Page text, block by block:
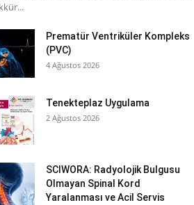
Prematür Ventriküler Kompleks
(PVC)
4 Ağustos 2026
Tenekteplaz Uygulama
2 Ağustos 2026
SCIWORA: Radyolojik Bulgusu
Olmayan Spinal Kord
Yaralanması ve Acil Servis